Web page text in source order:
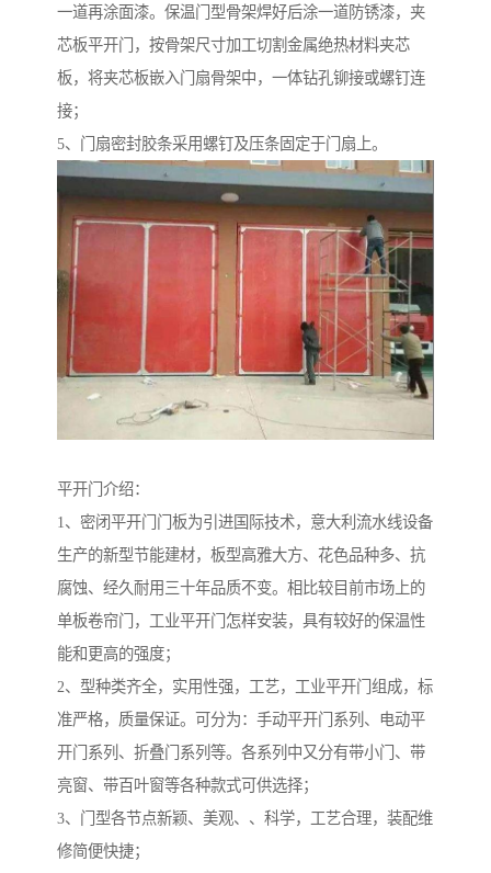
一道再涂面漆。保温门型骨架焊好后涂一道防锈漆，夹
芯板平开门，按骨架尺寸加工切割金属绝热材料夹芯
板，将夹芯板嵌入门扇骨架中，一体钻孔铆接或螺钉连
接；
5、门扇密封胶条采用螺钉及压条固定于门扇上。
平开门介绍：
1、密闭平开门门板为引进国际技术，意大利流水线设备
生产的新型节能建材，板型高雅大方、花色品种多、抗
腐蚀、经久耐用三十年品质不变。相比较目前市场上的
单板卷帘门，工业平开门怎样安装，具有较好的保温性
能和更高的强度；
2、型种类齐全，实用性强，工艺，工业平开门组成，标
准严格，质量保证。可分为：手动平开门系列、电动平
开门系列、折叠门系列等。各系列中又分有带小门、带
亮窗、带百叶窗等各种款式可供选择；
3、门型各节点新颖、美观、、科学，工艺合理，装配维
修简便快捷；